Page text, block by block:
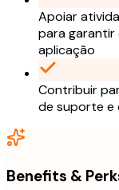
Apoiar
para garantir
aplicação
Contribuir
de suporte e
Benefits &